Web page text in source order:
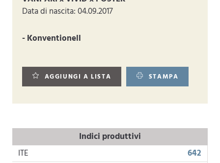
Data di nascita: 04.09.2017
- Konventionell
AGGIUNGI A LISTA STAMPA
Indici produttivi
ITE
642